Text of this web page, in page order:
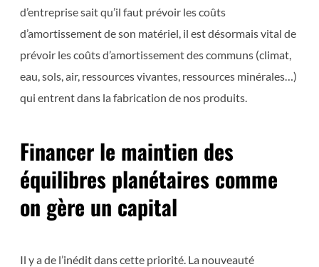
d’entreprise sait qu’il faut prévoir les coûts
d’amortissement de son matériel, il est désormais vital de
prévoir les coûts d’amortissement des communs (climat,
eau, sols, air, ressources vivantes, ressources minérales…)
qui entrent dans la fabrication de nos produits.
Financer le maintien des
équilibres planétaires comme
on gère un capital
Il y a de l’inédit dans cette priorité. La nouveauté